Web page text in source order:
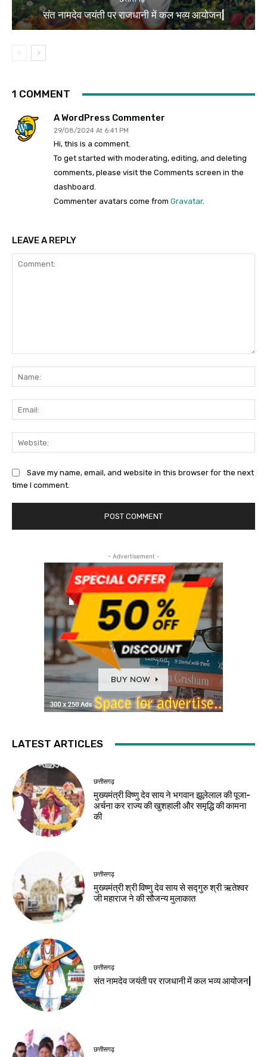
संत नामदेव जयंती पर राजधानी में कल भव्य आयोजन|
1 COMMENT
A WordPress Commenter
29/08/2024 At 6:41 PM
Hi, this is a comment.
To get started with moderating, editing, and deleting
comments, please visit the Comments screen in the
dashboard.
Commenter avatars come from Gravatar.
LEAVE A REPLY
Save my name, email, and website in this browser for the next
time I comment.
- Advertisement -
LATEST ARTICLES
छत्तीसगढ़
मुख्यमंत्री विष्णु देव साय ने भगवान झूलेलाल की पूजा-
अर्चना कर राज्य की खुशहाली और समृद्धि की कामना
की
छत्तीसगढ़
मुख्यमंत्री श्री विष्णु देव साय से सद्गुरु श्री ऋतेश्वर
जी महाराज ने की सौजन्य मुलाकात
छत्तीसगढ़
संत नामदेव जयंती पर राजधानी में कल भव्य आयोजन|
छत्तीसगढ़